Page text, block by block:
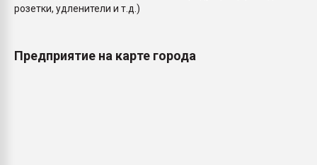
розетки, удленители и т.д.)
Предприятие на карте города